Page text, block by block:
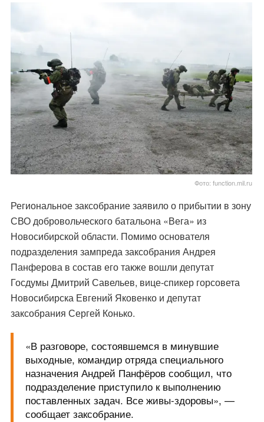
Фото: function.mil.ru
Региональное заксобрание заявило о прибытии в зону
СВО добровольческого батальона «Вега» из
Новосибирской области. Помимо основателя
подразделения зампреда заксобрания Андрея
Панферова в состав его также вошли депутат
Госдумы Дмитрий Савельев, вице-спикер горсовета
Новосибирска Евгений Яковенко и депутат
заксобрания Сергей Конько.
«В разговоре, состоявшемся в минувшие
выходные, командир отряда специального
назначения Андрей Панфёров сообщил, что
подразделение приступило к выполнению
поставленных задач. Все живы-здоровы», —
сообщаетзаксобрание.